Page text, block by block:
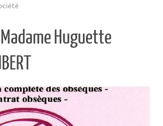
Huguette